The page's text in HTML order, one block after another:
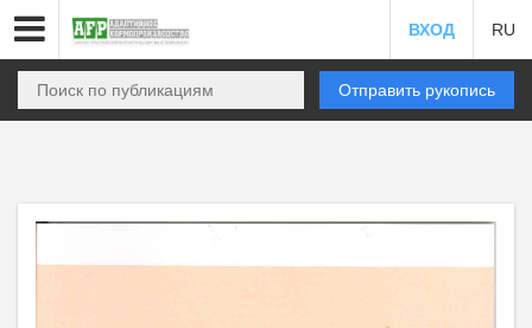
ВХОД RU
Отправить рукопись